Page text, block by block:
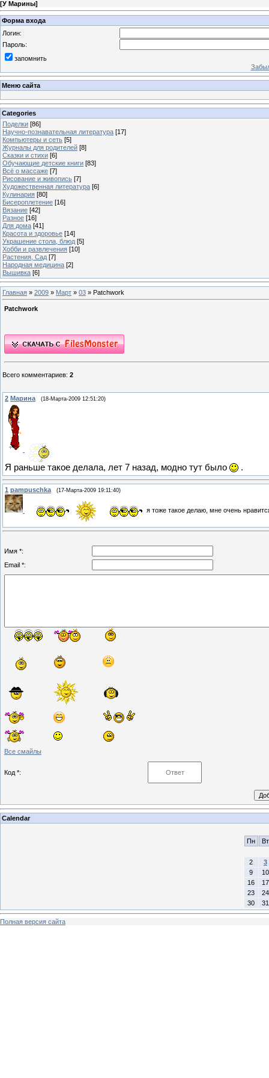
[У Марины]
Форма входа
Логин:
Пароль:
запомнить
Меню сайта
Categories
Поделки [86]
Научно-познавательная литература [17]
Компьютеры и сеть [5]
Журналы для родителей [8]
Сказки и стихи [6]
Обучающие детские книги [83]
Всё о массаже [7]
Рисование и живопись [7]
Художественная литература [6]
Кулинария [80]
Бисероплетение [16]
Вязание [42]
Разное [16]
Для дома [41]
Красота и здоровье [14]
Украшение стола, блюд [5]
Хобби и развлечения [10]
Растения, Сад [7]
Народная медицина [2]
Вышивка [6]
Главная » 2009 » Март » 03 » Patchwork
Patchwork
Всего комментариев: 2
2 Марина (18-Марта-2009 12:51:20)
Я раньше такое делала, лет 7 назад, модно тут было .
1 pampuschka (17-Марта-2009 19:11:40)
я тоже такое делаю, мне очень
Имя *:
Email *:
Все смайлы
Код *:
Calendar
Пн Вт
2
3
9
10
16
17
23
24
30
31
Полная версия сайта